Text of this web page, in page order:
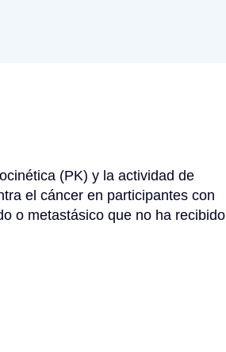
(PK) y la actividad de
el cáncer en participantes con
o metastásico que no ha recibido